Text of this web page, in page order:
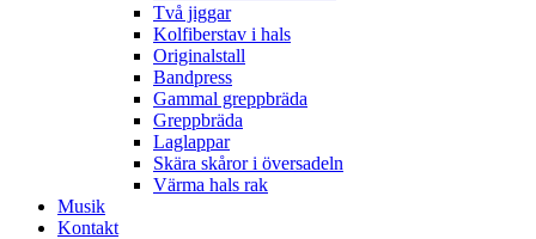
Två jiggar
Kolfiberstav i hals
Originalstall
Bandpress
Gammal greppbräda
Greppbräda
Laglappar
Skära skåror i översadeln
Värma hals rak
Musik
Kontakt